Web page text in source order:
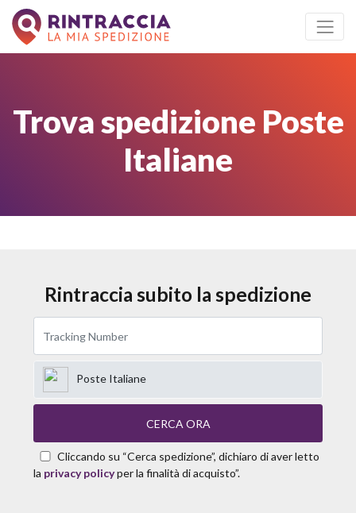
Trova spedizione Poste
Italiane
Rintraccia subito la spedizione
Poste Italiane
CERCA ORA
Cliccando su “Cerca spedizione”, dichiaro di aver letto
la privacy policyper la finalità di acquisto”.